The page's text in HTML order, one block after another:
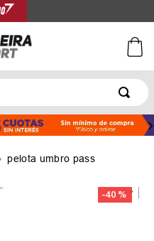
pelota umbro pass
-40 %